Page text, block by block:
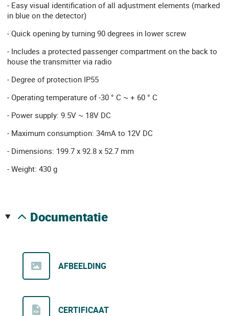
- Easy visual identification of all adjustment elements (marked
in blue on the detector)
- Quick opening by turning 90 degrees in lower screw
- Includes a protected passenger compartment on the back to
house the transmitter via radio
- Degree of protection IP55
- Operating temperature of -30 ° C ~ + 60 ° C
- Power supply: 9.5V ~ 18V DC
- Maximum consumption: 34mA to 12V DC
- Dimensions: 199.7 x 92.8 x 52.7 mm
- Weight: 430 g
documentatie
AFBEELDING
CERTIFICAAT